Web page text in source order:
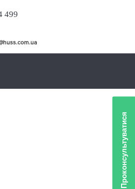
499
Проконсультуватися